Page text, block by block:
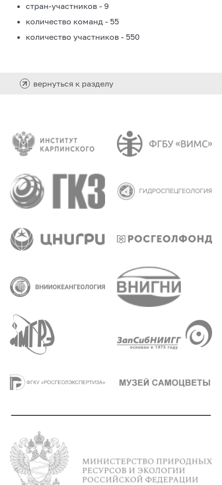
стран-участников - 9
количество команд - 55
количество участников - 550
вернуться к разделу